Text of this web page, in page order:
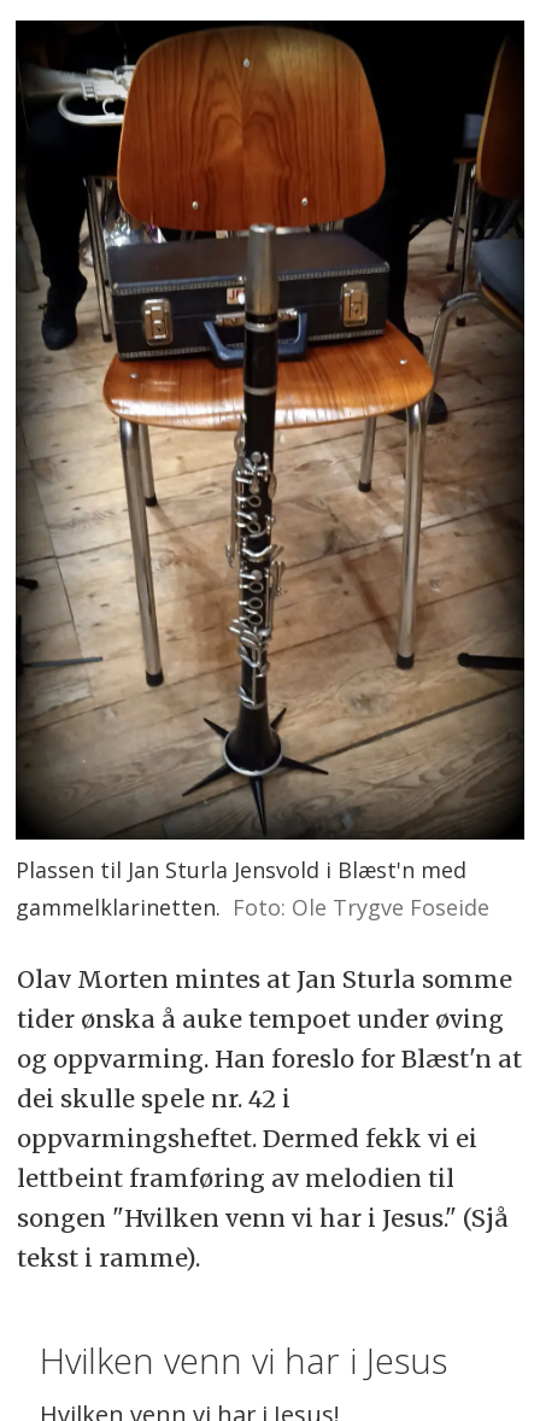
Plassen til Jan Sturla Jensvold i Blæst'n med
gammelklarinetten. Foto: Ole Trygve Foseide
Olav Morten mintes at Jan Sturla somme
tider ønska å auke tempoet under øving
og oppvarming. Han foreslo for Blæst'n at
dei skulle spele nr. 42 i
oppvarmingsheftet. Dermed fekk vi ei
lettbeint framføring av melodien til
songen "Hvilken venn vi har i Jesus." (Sjå
tekst i ramme).
Hvilken venn vi har i Jesus
Hvilken venn vi har i Jesus!